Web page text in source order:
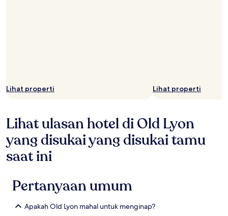
Lihat properti Lihat properti
Lihat ulasan hotel di Old Lyon
yang disukai yang disukai tamu
saat ini
Pertanyaan umum
Apakah Old Lyon mahal untuk menginap?